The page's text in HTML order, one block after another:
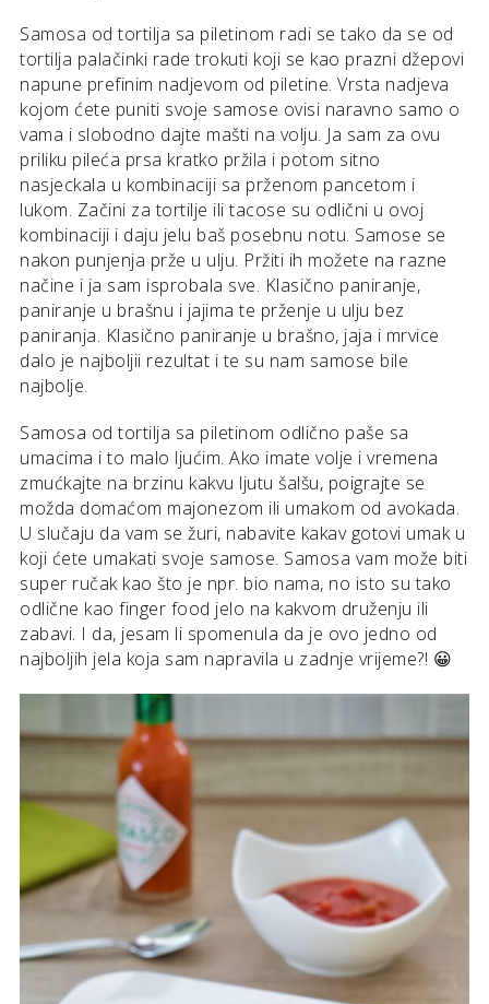
Samosa od tortilja sa piletinom radi se tako da se od
tortilja palačinki rade trokuti koji se kao prazni džepovi
napune prefinim nadjevom od piletine. Vrsta nadjeva
kojom ćete puniti svoje samose ovisi naravno samo o
vama i slobodno dajte mašti na volju. Ja sam za ovu
priliku pileća prsa kratko pržila i potom sitno
nasjeckala u kombinaciji sa prženom pancetom i
lukom. Začini za tortilje ili tacose su odlični u ovoj
kombinaciji i daju jelu baš posebnu notu. Samose se
nakon punjenja prže u ulju. Pržiti ih možete na razne
načine i ja sam isprobala sve. Klasično paniranje,
paniranje u brašnu i jajima te prženje u ulju bez
paniranja. Klasično paniranje u brašno, jaja i mrvice
dalo je najboljii rezultat i te su nam samose bile
najbolje.
Samosa od tortilja sa piletinom odlično paše sa
umacima i to malo ljućim. Ako imate volje i vremena
zmućkajte na brzinu kakvu ljutu šalšu, poigrajte se
možda domaćom majonezom ili umakom od avokada.
U slučaju da vam se žuri, nabavite kakav gotovi umak u
koji ćete umakati svoje samose. Samosa vam može biti
super ručak kao što je npr. bio nama, no isto su tako
odlične kao finger food jelo na kakvom druženju ili
zabavi. I da, jesam li spomenula da je ovo jedno od
najboljih jela koja sam napravila u zadnje vrijeme?! 😀